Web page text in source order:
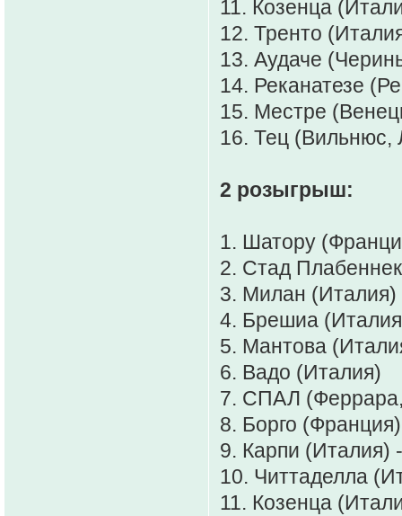
11. Козенца
12. Тренто
13. Аудаче
14. Реканатезе
15. Местре
16. Тец (Вильнюс,
2 розыгрыш:
1. Шатору
2. Стад
3. Милан (Италия)
4. Брешиа
5. Мантова
6. Вадо (Италия)
7. СПАЛ
8. Борго
9. Карпи (Италия)
10. Читтаделла
11. Козенца